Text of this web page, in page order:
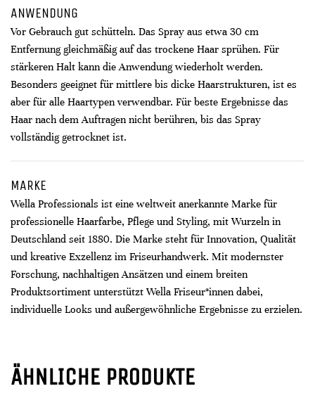
ANWENDUNG
Vor Gebrauch gut schütteln. Das Spray aus etwa 30 cm
Entfernung gleichmäßig auf das trockene Haar sprühen. Für
stärkeren Halt kann die Anwendung wiederholt werden.
Besonders geeignet für mittlere bis dicke Haarstrukturen, ist es
aber für alle Haartypen verwendbar. Für beste Ergebnisse das
Haar nach dem Auftragen nicht berühren, bis das Spray
vollständig getrocknet ist.
MARKE
Wella Professionals ist eine weltweit anerkannte Marke für
professionelle Haarfarbe, Pflege und Styling, mit Wurzeln in
Deutschland seit 1880. Die Marke steht für Innovation, Qualität
und kreative Exzellenz im Friseurhandwerk. Mit modernster
Forschung, nachhaltigen Ansätzen und einem breiten
Produktsortiment unterstützt Wella Friseur*innen dabei,
individuelle Looks und außergewöhnliche Ergebnisse zu erzielen.
ÄHNLICHE PRODUKTE